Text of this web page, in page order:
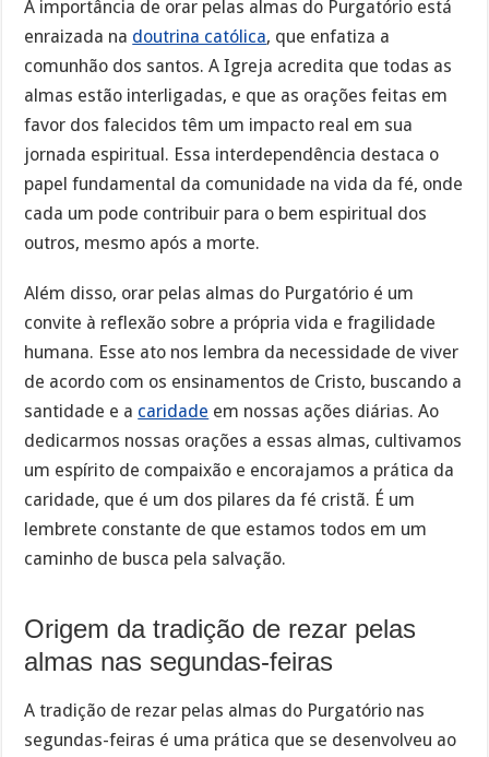
A importância de orar pelas almas do Purgatório está
enraizada na doutrina católica, que enfatiza a
comunhão dos santos. A Igreja acredita que todas as
almas estão interligadas, e que as orações feitas em
favor dos falecidos têm um impacto real em sua
jornada espiritual. Essa interdependência destaca o
papel fundamental da comunidade na vida da fé, onde
cada um pode contribuir para o bem espiritual dos
outros, mesmo após a morte.
Além disso, orar pelas almas do Purgatório é um
convite à reflexão sobre a própria vida e fragilidade
humana. Esse ato nos lembra da necessidade de viver
de acordo com os ensinamentos de Cristo, buscando a
santidade e a caridade em nossas ações diárias. Ao
dedicarmos nossas orações a essas almas, cultivamos
um espírito de compaixão e encorajamos a prática da
caridade, que é um dos pilares da fé cristã. É um
lembrete constante de que estamos todos em um
caminho de busca pela salvação.
Origem da tradição de rezar pelas
almas nas segundas-feiras
A tradição de rezar pelas almas do Purgatório nas
segundas-feiras é uma prática que se desenvolveu ao